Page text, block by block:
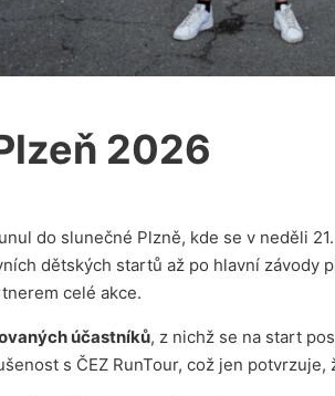
2026
do slunečné Plzně, kde se v neděli
dětských startů až po hlavní závody
celé akce.
účastníků, z nichž se na start
s ČEZ RunTour, což jen